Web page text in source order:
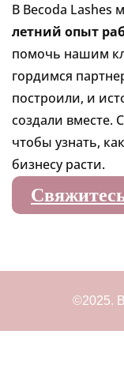
В Becoda Lashes
летний опыт
помочь нашим
гордимся
построили, и
создали вместе.
чтобы узнать,
бизнесу расти.
©2025.